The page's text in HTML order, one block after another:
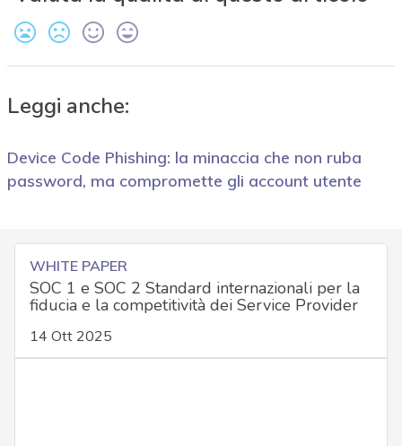
Leggi anche:
Device Code Phishing: la minaccia che non ruba
password, ma compromette gli account utente
WHITE PAPER
SOC 1 e SOC 2 Standard internazionali per la
fiducia e la competitività dei Service Provider
14 Ott 2025